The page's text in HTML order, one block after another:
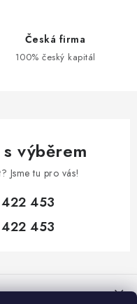
Česká firma
100% český kapitál
výběrem
Jsme tu pro vás!
453
453